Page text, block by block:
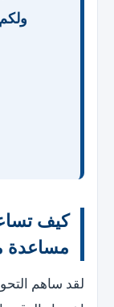
كيف
مساعدة
لقد ساهم